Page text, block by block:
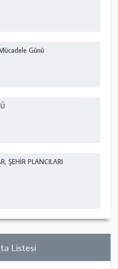
Günü
ŞEHİR PLANCILARI
Listesi